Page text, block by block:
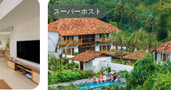
スーパーホスト
スーパーホスト